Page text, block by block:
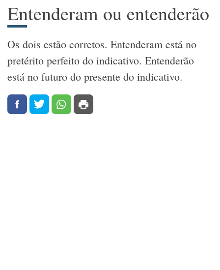
Entenderam ou entenderão
Os dois estão corretos. Entenderam está no
pretérito perfeito do indicativo. Entenderão
está no futuro do presente do indicativo.